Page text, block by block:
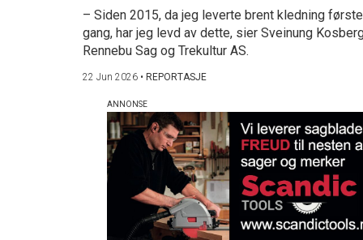
– Siden 2015, da jeg leverte brent kledning første
gang, har jeg levd av dette, sier Sveinung
Rennebu Sag og Trekultur AS.
22 Jun 2026 • REPORTASJE